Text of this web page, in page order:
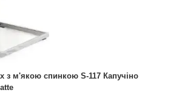
з м'якою спинкою S-117 Капучіно